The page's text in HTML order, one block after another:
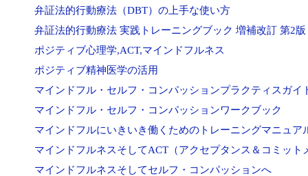
弁証法的行動療法（DBT）の上手な使い方
弁証法的行動療法 実践トレーニングブック 増補改訂 第2版
ポジティブ心理学,ACT,マインドフルネス
ポジティブ精神医学の活用
マインドフル・セルフ・コンパッションプラクティスガイ
マインドフル・セルフ・コンパッションワークブック
マインドフルにいきいき働くためのトレーニングマニュア
マインドフルネスそしてACT（アクセプタンス＆コミット
マインドフルネスそしてセルフ・コンパッションへ